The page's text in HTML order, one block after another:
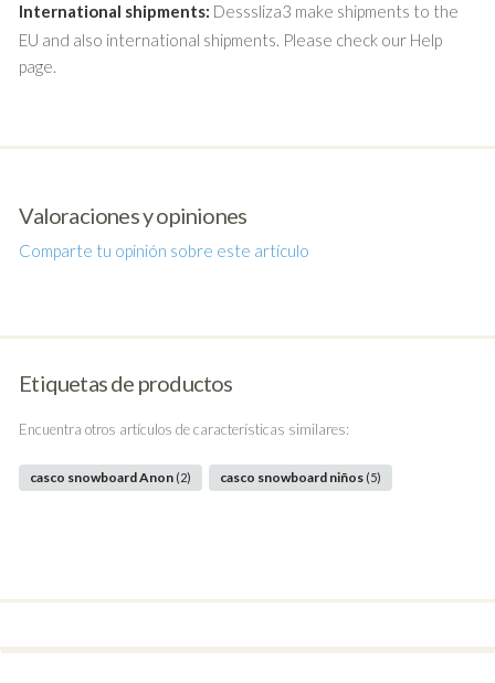
International shipments: Desssliza3 make shipments to the
EU and also international shipments. Please check our Help
page.
Valoraciones y opiniones
Comparte tu opinión sobre este artículo
Etiquetas de productos
Encuentra otros artículos de características similares:
casco snowboard Anon (2) casco snowboard niños (5)